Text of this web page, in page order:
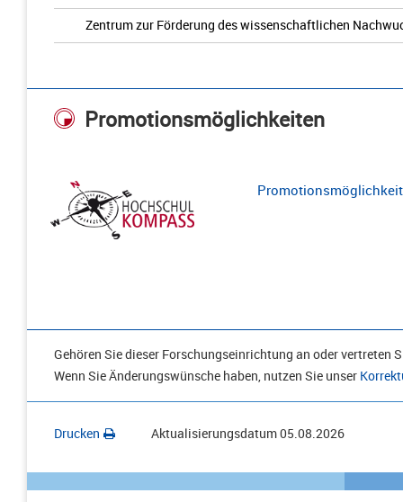
Zentrum zur Förderung des wissenschaftlichen
Promotionsmöglichkeiten
Gehören Sie dieser Forschungseinrichtung an oder vertreten
Wenn Sie Änderungswünsche haben, nutzen Sie unser
Drucken Aktualisierungsdatum05.08.2026